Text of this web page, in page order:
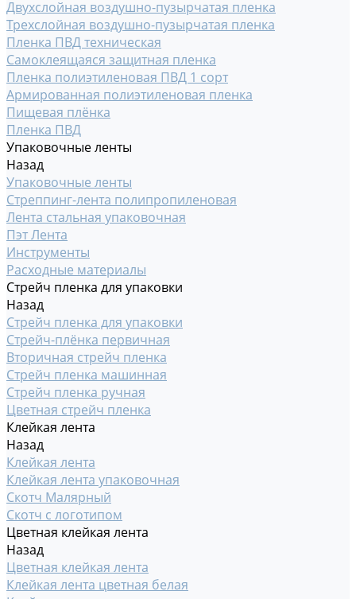
Двухслойная воздушно-пузырчатая пленка
Трехслойная воздушно-пузырчатая пленка
Пленка ПВД техническая
Самоклеящаяся защитная пленка
Пленка полиэтиленовая ПВД 1 сорт
Армированная полиэтиленовая пленка
Пищевая плёнка
Пленка ПВД
Упаковочные ленты
Назад
Упаковочные ленты
Стреппинг-лента полипропиленовая
Лента стальная упаковочная
Пэт Лента
Инструменты
Расходные материалы
Стрейч пленка для упаковки
Назад
Стрейч пленка для упаковки
Стрейч-плёнка первичная
Вторичная стрейч пленка
Стрейч пленка машинная
Стрейч пленка ручная
Цветная стрейч пленка
Клейкая лента
Назад
Клейкая лента
Клейкая лента упаковочная
Скотч Малярный
Скотч с логотипом
Цветная клейкая лента
Назад
Цветная клейкая лента
Клейкая лента цветная белая